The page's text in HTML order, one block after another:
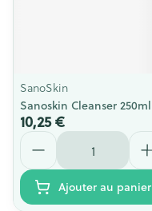
SanoSkin
Sanoskin Cleanser 250ml
10,25 €
Quantité
Ajouter au panier